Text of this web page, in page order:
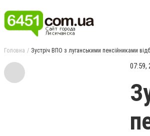
Головна Зустріч ВПО з луганськими пенсійниками
07:59,